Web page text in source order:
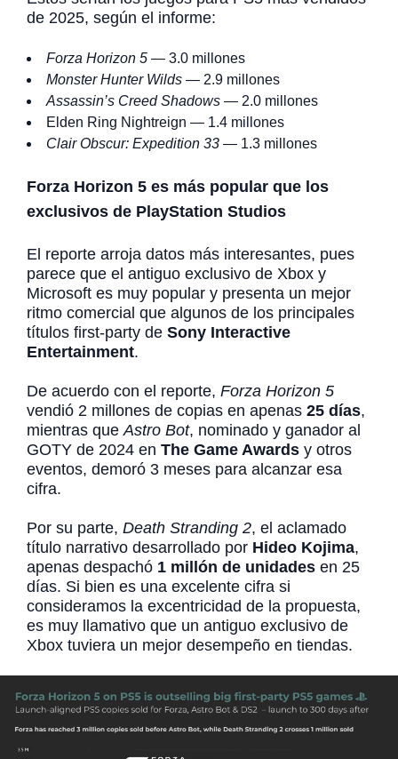
de 2025, según el informe:
Forza Horizon 5 — 3.0 millones
Monster Hunter Wilds — 2.9 millones
Assassin’s Creed Shadows — 2.0 millones
Elden Ring Nightreign — 1.4 millones
Clair Obscur: Expedition 33 — 1.3 millones
Forza Horizon 5 es más popular que los
exclusivos de PlayStation Studios
El reporte arroja datos más interesantes, pues
parece que el antiguo exclusivo de Xbox y
Microsoft es muy popular y presenta un mejor
ritmo comercial que algunos de los principales
títulos first-party de Sony Interactive
Entertainment.
De acuerdo con el reporte, Forza Horizon 5
vendió 2 millones de copias en apenas 25 días,
mientras que Astro Bot, nominado y ganador al
GOTY de 2024 en The Game Awards y otros
eventos, demoró 3 meses para alcanzar esa
cifra.
Por su parte, Death Stranding 2, el aclamado
título narrativo desarrollado por Hideo Kojima,
apenas despachó 1 millón de unidades en 25
días. Si bien es una excelente cifra si
consideramos la excentricidad de la propuesta,
es muy llamativo que un antiguo exclusivo de
Xbox tuviera un mejor desempeño en tiendas.